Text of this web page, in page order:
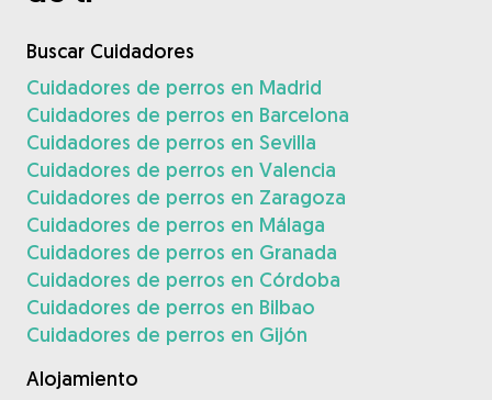
Buscar Cuidadores
Cuidadores de perros en Madrid
Cuidadores de perros en Barcelona
Cuidadores de perros en Sevilla
Cuidadores de perros en Valencia
Cuidadores de perros en Zaragoza
Cuidadores de perros en Málaga
Cuidadores de perros en Granada
Cuidadores de perros en Córdoba
Cuidadores de perros en Bilbao
Cuidadores de perros en Gijón
Alojamiento